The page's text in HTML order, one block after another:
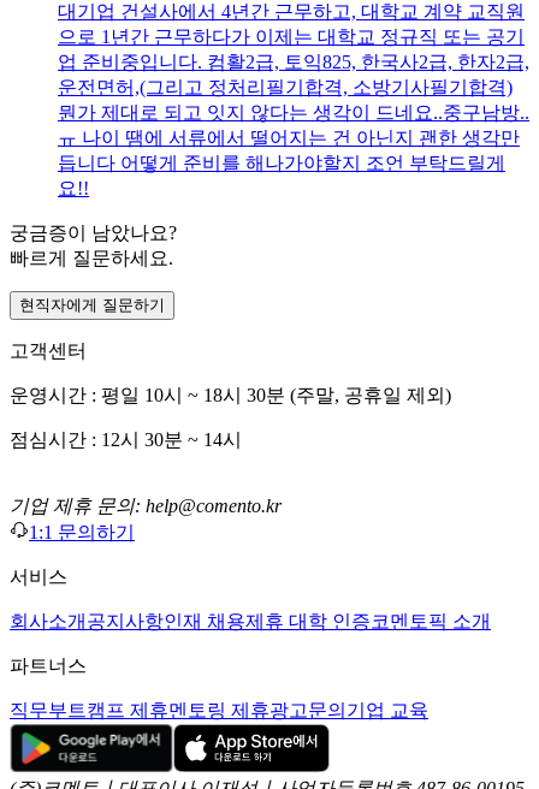
대기업 건설사에서 4년간 근무하고, 대학교 계약 교직원
으로 1년간 근무하다가 이제는 대학교 정규직 또는 공기
업 준비중입니다. 컴활2급, 토익825, 한국사2급, 한자2급,
운전면허,(그리고 정처리필기합격, 소방기사필기합격)
뭔가 제대로 되고 잇지 않다는 생각이 드네요..중구남방..
ㅠ 나이 땜에 서류에서 떨어지는 건 아닌지 괜한 생각만
듭니다 어떻게 준비를 해나가야할지 조언 부탁드릴게
요!!
궁금증이 남았나요?
빠르게 질문하세요.
현직자에게 질문하기
고객센터
운영시간 : 평일 10시 ~ 18시 30분 (주말, 공휴일 제외)
점심시간 : 12시 30분 ~ 14시
기업 제휴 문의: help@comento.kr
1:1 문의하기
서비스
회사소개 공지사항인재 채용제휴 대학 인증코멘토픽 소개
파트너스
직무부트캠프 제휴멘토링 제휴광고문의 기업 교육